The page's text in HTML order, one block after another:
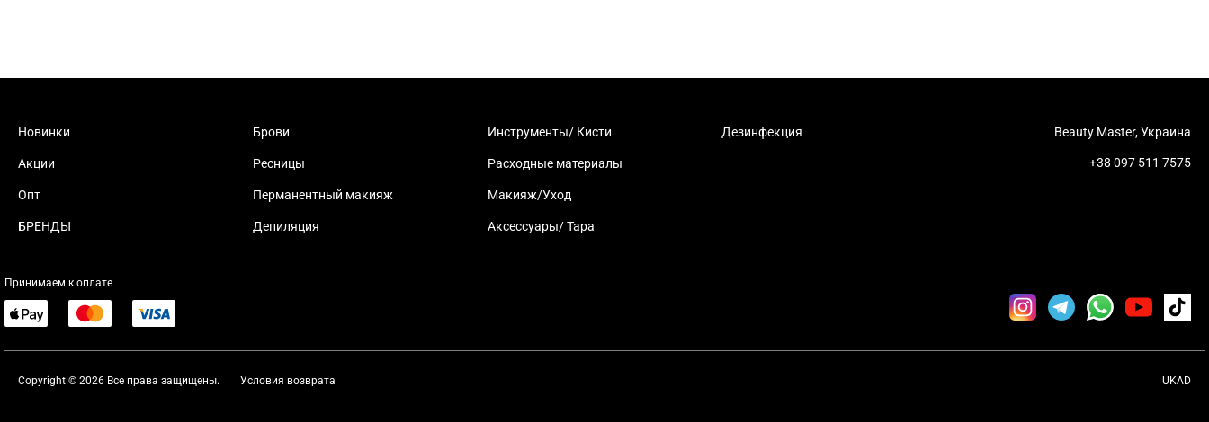
Новинки
Акции
Опт
БРЕНДЫ
Брови
Ресницы
Перманентный макияж
Депиляция
Инструменты/ Кисти
Расходные материалы
Макияж/Уход
Аксессуары/ Тара
Дезинфекция Beauty Master, Украина
+38 097 511 7575
Принимаем к оплате
Copyright © 2026 Все права защищены. UKAD
Условия возврата